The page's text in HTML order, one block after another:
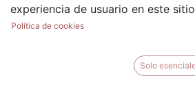
$28.99
experiencia de usuario en este
Política de cookies
Solo